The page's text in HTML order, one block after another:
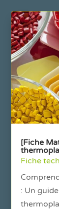
[Fiche
Fiche
: Un